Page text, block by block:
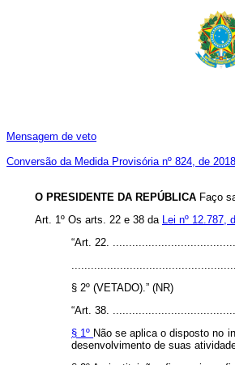
Mensagem de veto
Conversão da Medida Provisória nº 824, de 2018
O PRESIDENTE DA REPÚBLICA Faço
Art. 1º Os arts. 22 e 38 da Lei nº 12.787,
“Art. 22.
§ 2º (VETADO).” (NR)
“Art. 38.
§ 1º Não se aplica o disposto no
desenvolvimento de suas